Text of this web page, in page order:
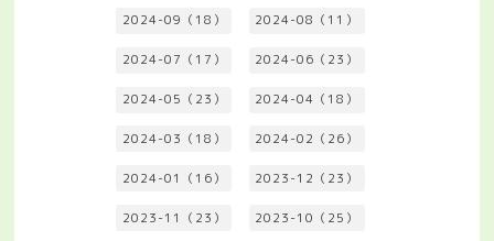
2024-09（18） 2024-08（11）
2024-07（17） 2024-06（23）
2024-05（23） 2024-04（18）
2024-03（18） 2024-02（26）
2024-01（16） 2023-12（23）
2023-11（23） 2023-10（25）